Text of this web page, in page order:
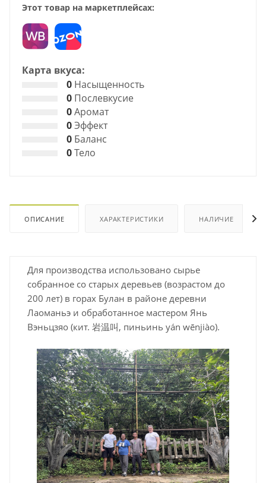
Этот товар на маркетплейсах:
Карта вкуса:
0 Насыщенность
0 Послевкусие
0Аромат
0Эффект
0 Баланс
0Тело
ОПИСАНИЕ ХАРАКТЕРИСТИКИ НАЛИЧИЕ
Для производства использовано сырье
собранное со старых деревьев (возрастом до
200 лет) в горах Булан в районе деревни
Лаоманьэ и обработанное мастером Янь
Вэньцзяо (кит. 岩温叫, пиньинь yán wēnjiào).